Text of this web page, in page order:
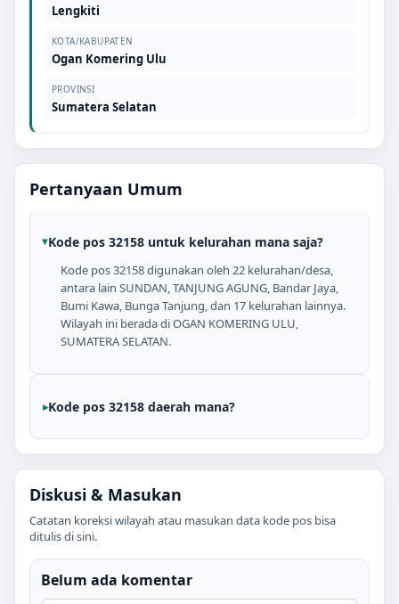
Lengkiti
KOTA/KABUPATEN
Ogan Komering Ulu
PROVINSI
Sumatera Selatan
Pertanyaan Umum
Kode pos 32158 untuk kelurahan mana saja?
Kode pos 32158 digunakan oleh 22 kelurahan/desa,
antara lain SUNDAN, TANJUNG AGUNG, Bandar Jaya,
Bumi Kawa, Bunga Tanjung, dan 17 kelurahan lainnya.
Wilayah ini berada di OGAN KOMERING ULU,
SUMATERA SELATAN.
Kode pos 32158 daerah mana?
Diskusi & Masukan
Catatan koreksi wilayah atau masukan data kode pos bisa
ditulis di sini.
Belum ada komentar